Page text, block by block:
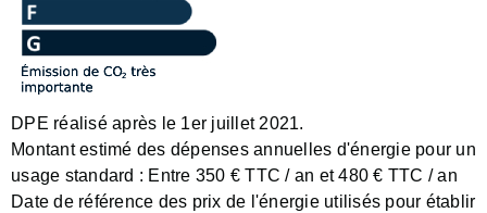
DPE réalisé après le 1er juillet 2021.
Montant estimé des dépenses annuelles d'énergie pour un
usage standard : Entre 350 € TTC / an et 480 € TTC / an
Date de référence des prix de l'énergie utilisés pour établir